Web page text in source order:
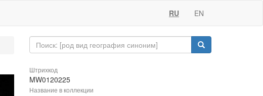
RU EN
Штрихкод
MW0120225
Название в коллекции